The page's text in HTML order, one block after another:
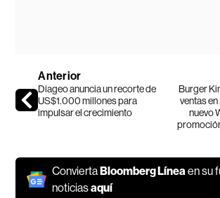
Anterior
Diageo anuncia un recorte de
US$1.000 millones para
impulsar el crecimiento
Burger
ventas en
nuevo
ConviertaBloomberg Línea en su
noticiasaquí